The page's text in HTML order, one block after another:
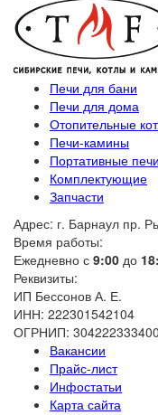
Печи для бани
Печи для дома
Отопительные
Печи-камины
Портативные печи
Комплектующие
Запчасти
Адрес: г. Барнаул пр.
Время работы:
Ежедневно с 9:00 до
Реквизиты:
ИП Бессонов А. Е.
ИНН: 222301542104
ОГРНИП:
Вакансии
Прайс-лист
Инфостатьи
Карта сайта